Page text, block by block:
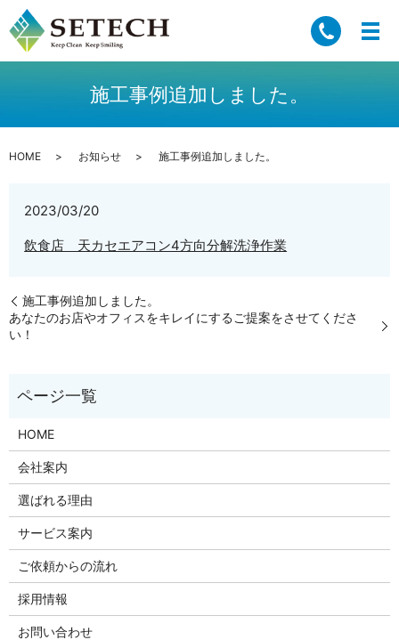
施工事例追加しました。
HOME お知らせ 施工事例追加しました。
2023/03/20
飲食店 天カセエアコン4方向分解洗浄作業
施工事例追加しました。
あなたのお店やオフィスをキレイにするご提案をさせてくださ
い！
HOME
会社案内
選ばれる理由
サービス案内
ご依頼からの流れ
採用情報
お問い合わせ